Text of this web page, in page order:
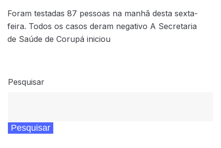
Foram testadas 87 pessoas na manhã desta sexta-
feira. Todos os casos deram negativo A Secretaria
de Saúde de Corupá iniciou
Pesquisar
Pesquisar